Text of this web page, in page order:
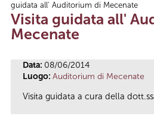
Tu sei qui
guidata all' Auditorium di Mecenate
Visita guidata all'
Mecenate
Data: 08/06/2014
Luogo: Auditorium di Mecenate
Visita guidata a cura della